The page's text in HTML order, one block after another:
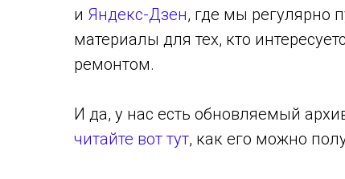
и Яндекс-Дзен, где мы регулярно
материалы для тех, кто
ремонтом.
И да, у нас есть обновляемый
читайте вот тут, как его можно